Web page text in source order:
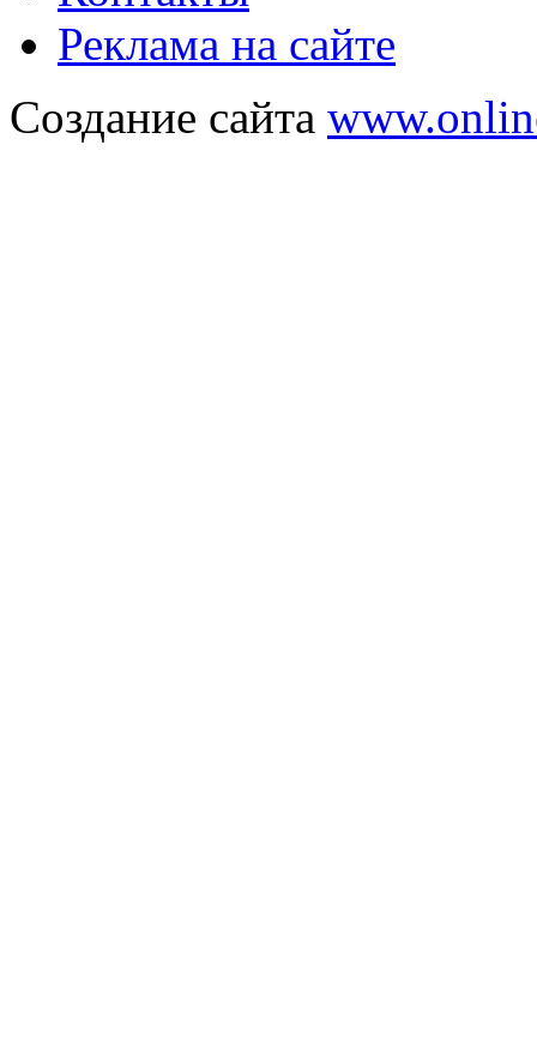
Реклама на сайте
Создание сайта